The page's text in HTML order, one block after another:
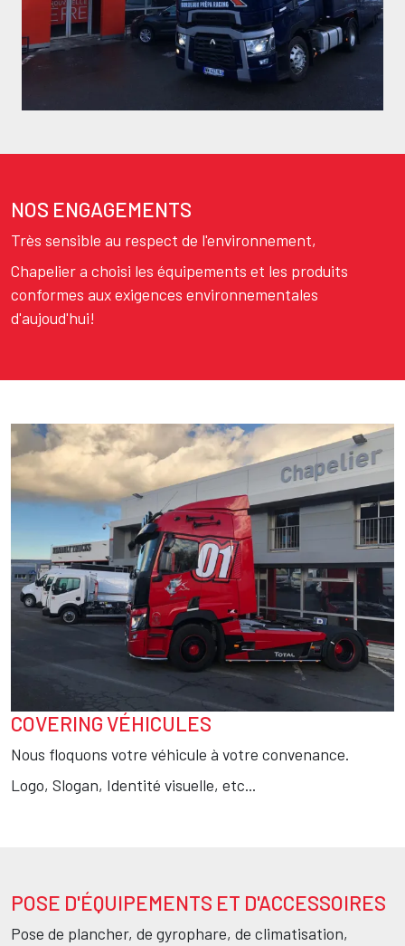
Texte
NOS ENGAGEMENTS
Très sensible au respect de l'environnement,
Chapelier a choisi les équipements et les produits
conformes aux exigences environnementales
d'aujoud'hui!
Image
Texte
COVERING VÉHICULES
Nous floquons votre véhicule à votre convenance.
Logo, Slogan, Identité visuelle, etc...
Texte
POSE D'ÉQUIPEMENTS ET D'ACCESSOIRES
Pose de plancher, de gyrophare, de climatisation,